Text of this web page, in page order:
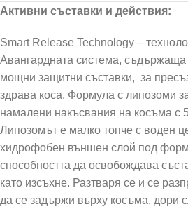
Активни съставки и действия:
Smart Release Technology –
Авангардната система, съдържаща
мощни защитни съставки, за
здрава коса. Формула с липозоми
намалени накъсвания на косъма с
Липозомът е малко топче с воден
хидрофобен външен слой под
способността да освобождава
като изсъхне. Разтваря се и се
да се задържи върху косъма, дори